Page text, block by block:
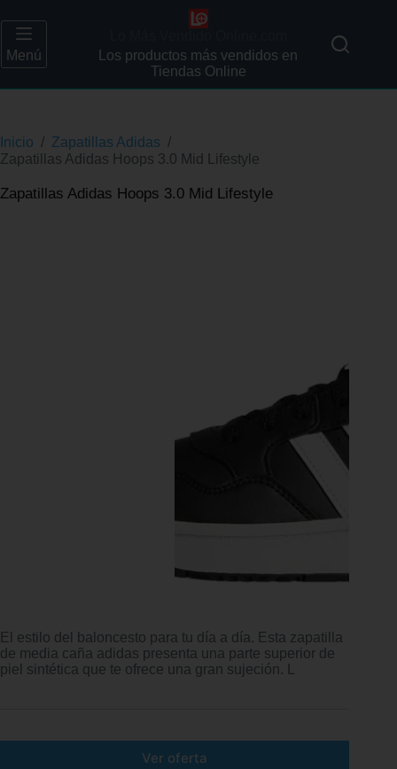
Menú
Los productos más vendidos en
Tiendas Online
Inicio / Zapatillas Adidas /
Zapatillas Adidas Hoops 3.0 Mid Lifestyle
Zapatillas Adidas Hoops 3.0 Mid Lifestyle
El estilo del baloncesto para tu día a día. Esta zapatilla
de media caña adidas presenta una parte superior de
piel sintética que te ofrece una gran sujeción. L
Ver oferta